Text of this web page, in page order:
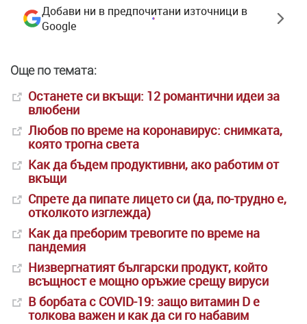
Добави ни в предпочитани източници в
Google
Още по темата:
Останете си вкъщи: 12 романтични идеи за
влюбени
Любов по време на коронавирус: снимката,
която трогна света
Как да бъдем продуктивни, ако работим от
вкъщи
Спрете да пипате лицето си (да, по-трудно е,
отколкото изглежда)
Как да преборим тревогите по време на
пандемия
Низвергнатият български продукт, който
всъщност е мощно оръжие срещу вируси
В борбата с COVID-19: защо витамин D е
толкова важен и как да си го набавим